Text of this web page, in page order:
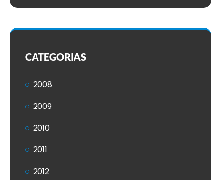
CATEGORIAS
2008
2009
2010
2011
2012